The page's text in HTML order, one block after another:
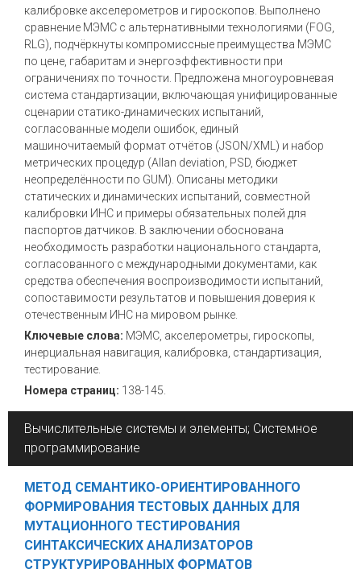
калибровке акселерометров и гироскопов. Выполнено
сравнение МЭМС с альтернативными технологиями (FOG,
RLG), подчёркнуты компромиссные преимущества МЭМС
по цене, габаритам и энергоэффективности при
ограничениях по точности. Предложена многоуровневая
система стандартизации, включающая унифицированные
сценарии статико-динамических испытаний,
согласованные модели ошибок, единый
машиночитаемый формат отчётов (JSON/XML) и набор
метрических процедур (Allan deviation, PSD, бюджет
неопределённости по GUM). Описаны методики
статических и динамических испытаний, совместной
калибровки ИНС и примеры обязательных полей для
паспортов датчиков. В заключении обоснована
необходимость разработки национального стандарта,
согласованного с международными документами, как
средства обеспечения воспроизводимости испытаний,
сопоставимости результатов и повышения доверия к
отечественным ИНС на мировом рынке.
Ключевые слова: МЭМС, акселерометры, гироскопы,
инерциальная навигация, калибровка, стандартизация,
тестирование.
Номера страниц: 138-145.
Вычислительные системы и элементы; Системное
программирование
МЕТОД СЕМАНТИКО-ОРИЕНТИРОВАННОГО
ФОРМИРОВАНИЯ ТЕСТОВЫХ ДАННЫХ ДЛЯ
МУТАЦИОННОГО ТЕСТИРОВАНИЯ
СИНТАКСИЧЕСКИХ АНАЛИЗАТОРОВ
СТРУКТУРИРОВАННЫХ ФОРМАТОВ